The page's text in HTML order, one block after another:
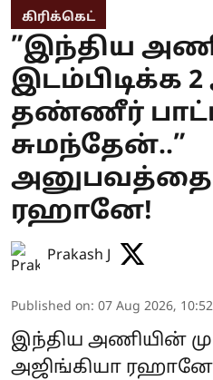
கிரிக்கெட்
”இந்திய
இடம்பிடிக்க
தண்ணீர்
சுமந்தேன்..”
ரஹானே!
Prakash J
Published on: 07 Aug 2026,
இந்திய அணியின்
அஜிங்கியா